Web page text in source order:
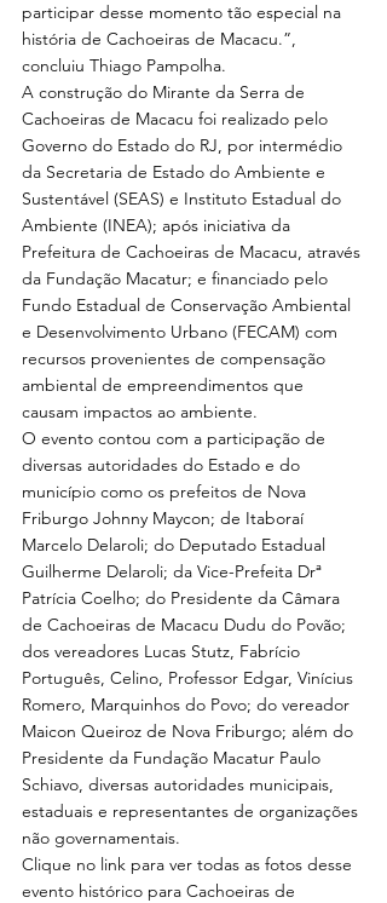
participar desse momento tão especial na
história de Cachoeiras de Macacu.”,
concluiu Thiago Pampolha.
A construção do Mirante da Serra de
Cachoeiras de Macacu foi realizado pelo
Governo do Estado do RJ, por intermédio
da Secretaria de Estado do Ambiente e
Sustentável (SEAS) e Instituto Estadual do
Ambiente (INEA); após iniciativa da
Prefeitura de Cachoeiras de Macacu, através
da Fundação Macatur; e financiado pelo
Fundo Estadual de Conservação Ambiental
e Desenvolvimento Urbano (FECAM) com
recursos provenientes de compensação
ambiental de empreendimentos que
causam impactos ao ambiente.
O evento contou com a participação de
diversas autoridades do Estado e do
município como os prefeitos de Nova
Friburgo Johnny Maycon; de Itaboraí
Marcelo Delaroli; do Deputado Estadual
Guilherme Delaroli; da Vice-Prefeita Drª
Patrícia Coelho; do Presidente da Câmara
de Cachoeiras de Macacu Dudu do Povão;
dos vereadores Lucas Stutz, Fabrício
Português, Celino, Professor Edgar, Vinícius
Romero, Marquinhos do Povo; do vereador
Maicon Queiroz de Nova Friburgo; além do
Presidente da Fundação Macatur Paulo
Schiavo, diversas autoridades municipais,
estaduais e representantes de organizações
não governamentais.
Clique no link para ver todas as fotos desse
evento histórico para Cachoeiras de